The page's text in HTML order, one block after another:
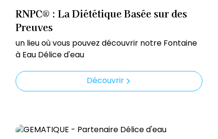
RNPC® : La Diététique Basée sur des
Preuves
un lieu où vous pouvez découvrir notre Fontaine
à Eau Délice d'eau
Découvrir